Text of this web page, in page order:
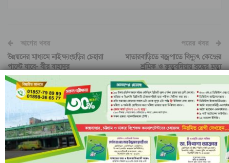
আগের খবর
উন্নয়নের মাধ্যমে নাইক্ষ্যংছড়ির চেহারা
পাল্টে যাবে- বীর বাহাদুর
পরের খবর
মাতারবাড়িতে বজ্রপাতে বিদ্যুৎ কেন্দ্রের
শ্রমিক ও কুতুবদিয়ায় বৃদ্ধের মৃত্যু
আরও খবর জানতে লেখক থেকে আরো